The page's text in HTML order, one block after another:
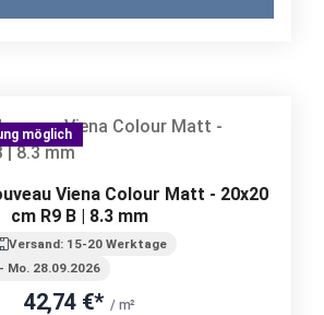
möglich
Viena Colour Matt - 20x20
cm R9 B | 8.3 mm
Versand: 15-20 Werktage
Mo. 28.09.2026
42,74 €* / m²